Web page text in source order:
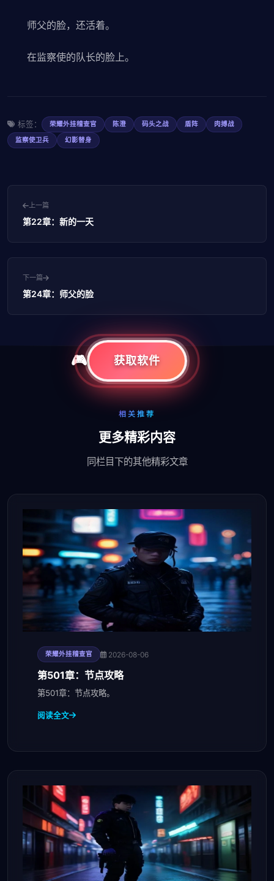
师父的脸，还活着。
在监察使的队长的脸上。
标签： 荣耀外挂稽查官 陈澄 码头之战 盾阵
肉搏战
监察使卫兵
幻影替身
上一篇
第22章：新的一天
下一篇
第24章：师父的脸
相关推荐
更多精彩内容
同栏目下的其他精彩文章
荣耀外挂稽查官 2026-08-06
第501章：节点攻略
第501章：节点攻略。
阅读全文
获取软件